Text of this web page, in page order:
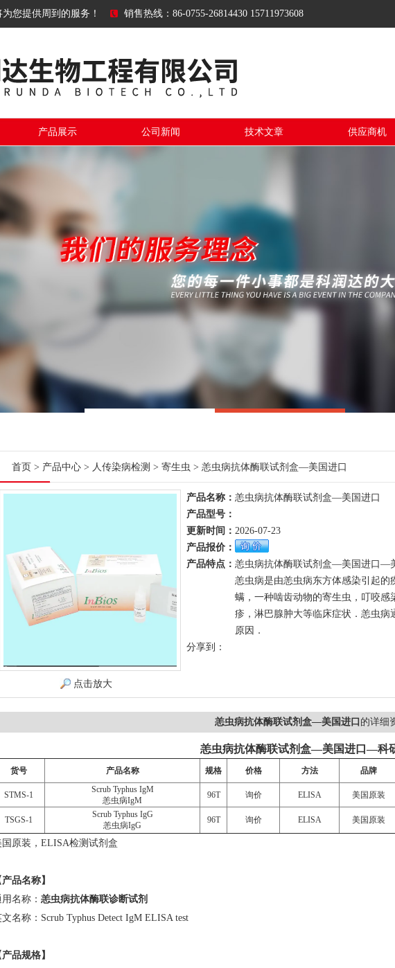
您提供周到的服务！ 销售热线：86-0755-26814430 15711973608
产品展示 公司新闻 技术文章 供应商机
首页 > 产品中心 > 人传染病检测 > 寄生虫 > 恙虫病抗体酶联试剂盒—美国进口
点击放大
产品名称： 恙虫病抗体酶联试剂盒—美国进口
产品型号：
更新时间： 2026-07-23
产品报价：
产品特点： 恙虫病抗体酶联试剂盒—美国进口—
恙虫病是由恙虫病东方体感染引起
螨，一种啮齿动物的寄生虫，叮咬
疹，淋巴腺肿大等临床症状．恙虫
原因．
分享到：
恙虫病抗体酶联试剂盒—美国进口 的详细
恙虫病抗体酶联试剂盒—美国进口—科
货号 产品名称 规格 价格 方法 品牌
STMS-1
Scrub Typhus IgM
恙虫病IgM
96T 询价 ELISA 美国原装
TSGS-1
Scrub Typhus IgG
恙虫病IgG
96T 询价 ELISA 美国原装
国原装，ELISA检测试剂盒
产品名称】
名称： 恙虫病抗体酶联诊断试剂
名称：Scrub Typhus Detect IgM ELISA test
产品规格】